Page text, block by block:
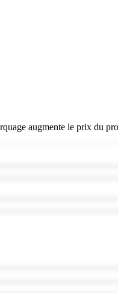
augmente le prix du